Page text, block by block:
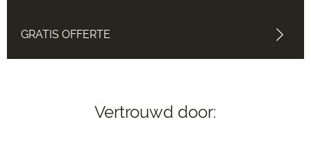
GRATIS OFFERTE
Vertrouwd door: